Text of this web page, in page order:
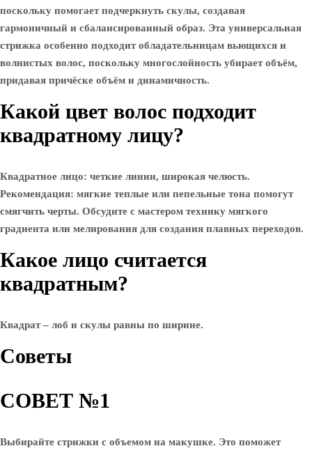
поскольку помогает подчеркнуть скулы, создавая
гармоничный и сбалансированный образ. Эта универсальная
стрижка особенно подходит обладательницам вьющихся и
волнистых волос, поскольку многослойность убирает объём,
придавая причёске объём и динамичность.
Какой цвет волос подходит
квадратному лицу?
Квадратное лицо: четкие линии, широкая челюсть.
Рекомендация: мягкие теплые или пепельные тона помогут
смягчить черты. Обсудите с мастером технику мягкого
градиента или мелирования для создания плавных переходов.
Какое лицо считается
квадратным?
Квадрат – лоб и скулы равны по ширине.
Советы
СОВЕТ №1
Выбирайте стрижки с объемом на макушке. Это поможет